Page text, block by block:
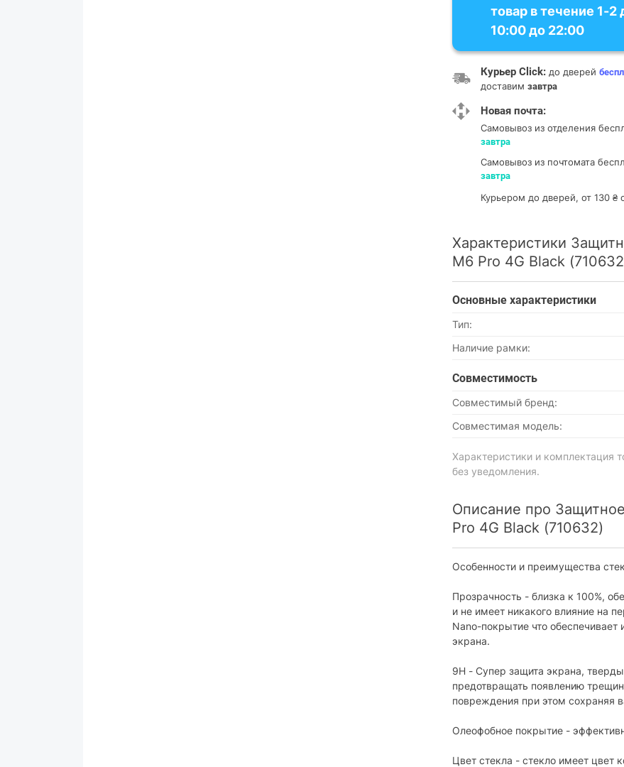
товар в течение 1-2
10:00 до 22:00
Курьер Click: до дверей
доставим завтра
Новая почта:
Самовывоз из отделения
завтра
Самовывоз из почтомата
завтра
Курьером до дверей, от 130 ₴
Характеристики
M6 Pro 4G Black
Основные характеристики
Тип:
Наличие рамки:
Совместимость
Совместимый бренд:
Совместимая модель:
Характеристики и комплектация
без уведомления.
Описание про
Pro 4G Black (710632)
Особенности и преимущества
Прозрачность - близка к 100%,
и не имеет никакого влияние на
Nano-покрытие что обеспечивает
экрана.
9H - Супер защита экрана,
предотвращать появлению
повреждения при этом сохраняя
Олеофобное покрытие -
Цвет стекла - стекло имеет цвет